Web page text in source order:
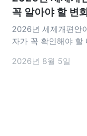
꼭 알아야 할 변
2026년 세제개편안
자가 꼭 확인해야 할 내용도
향을 줄 수 있는 변화
2026년 8월 5일